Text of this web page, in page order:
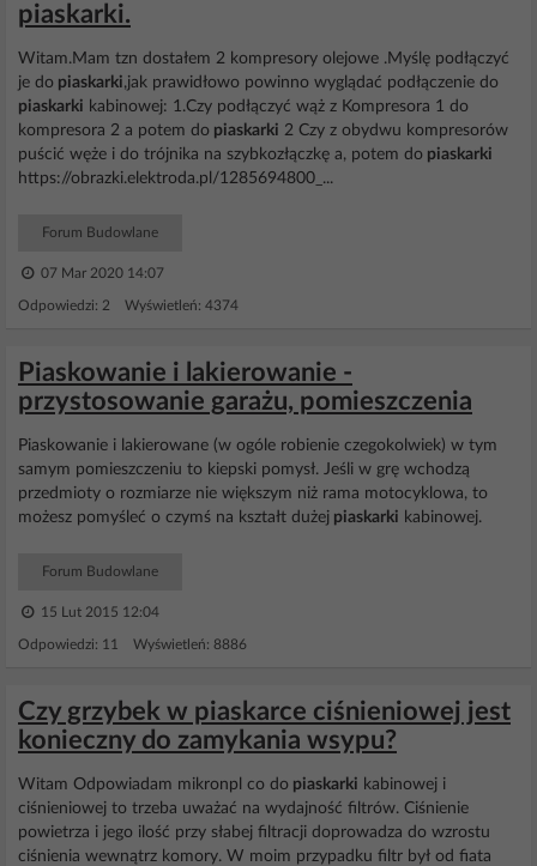
piaskarki.
Witam.Mam tzn dostałem 2 kompresory olejowe .Myślę podłączyć
je do piaskarki,jak prawidłowo powinno wyglądać podłączenie do
piaskarki kabinowej: 1.Czy podłączyć wąż z Kompresora 1 do
kompresora 2 a potem do piaskarki 2 Czy z obydwu kompresorów
puścić węże i do trójnika na szybkozłączkę a, potem do piaskarki
https://obrazki.elektroda.pl/1285694800_...
Forum Budowlane
07 Mar 2020 14:07
Odpowiedzi: 2 Wyświetleń: 4374
Piaskowanie i lakierowanie -
przystosowanie garażu, pomieszczenia
Piaskowanie i lakierowane (w ogóle robienie czegokolwiek) w tym
samym pomieszczeniu to kiepski pomysł. Jeśli w grę wchodzą
przedmioty o rozmiarze nie większym niż rama motocyklowa, to
możesz pomyśleć o czymś na kształt dużej piaskarki kabinowej.
Forum Budowlane
15 Lut 2015 12:04
Odpowiedzi: 11 Wyświetleń: 8886
Czy grzybek w piaskarce ciśnieniowej jest
konieczny do zamykania wsypu?
Witam Odpowiadam mikronpl co do piaskarki kabinowej i
ciśnieniowej to trzeba uważać na wydajność filtrów. Ciśnienie
powietrza i jego ilość przy słabej filtracji doprowadza do wzrostu
ciśnienia wewnątrz komory. W moim przypadku filtr był od fiata